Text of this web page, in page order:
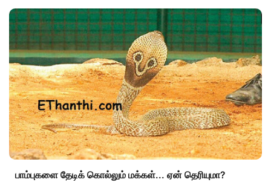
பாம்புகளை தேடிக் கொல்லும் மக்கள்... ஏன் தெரியுமா?